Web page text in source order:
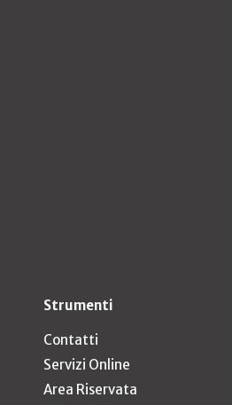
Strumenti
Contatti
Servizi Online
Area Riservata